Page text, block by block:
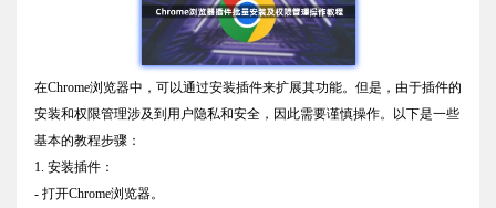
在Chrome浏览器中，可以通过安装插件来扩展其功能。但是，由于插件的
安装和权限管理涉及到用户隐私和安全，因此需要谨慎操作。以下是一些
基本的教程步骤：
1. 安装插件：
- 打开Chrome浏览器。